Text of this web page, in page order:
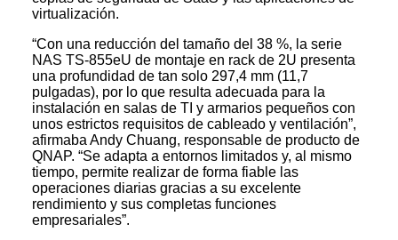
virtualización.
“Con una reducción del tamaño del 38 %, la serie
NAS TS-855eU de montaje en rack de 2U presenta
una profundidad de tan solo 297,4 mm (11,7
pulgadas), por lo que resulta adecuada para la
instalación en salas de TI y armarios pequeños con
unos estrictos requisitos de cableado y ventilación”,
afirmaba Andy Chuang, responsable de producto de
QNAP. “Se adapta a entornos limitados y, al mismo
tiempo, permite realizar de forma fiable las
operaciones diarias gracias a su excelente
rendimiento y sus completas funciones
empresariales”.